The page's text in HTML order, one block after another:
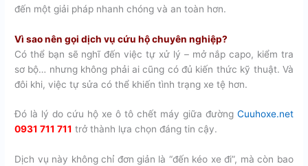
đến một giải pháp nhanh chóng và an toàn hơn.
Vì sao nên gọi dịch vụ cứu hộ chuyên nghiệp?
Có thể bạn sẽ nghĩ đến việc tự xử lý – mở nắp capo, kiểm tra
sơ bộ… nhưng không phải ai cũng có đủ kiến thức kỹ thuật. Và
đôi khi, việc tự sửa có thể khiến tình trạng xe tệ hơn.
Đó là lý do cứu hộ xe ô tô chết máy giữa đường Cuuhoxe.net
0931 711 711 trở thành lựa chọn đáng tin cậy.
Dịch vụ này không chỉ đơn giản là “đến kéo xe đi”, mà còn bao